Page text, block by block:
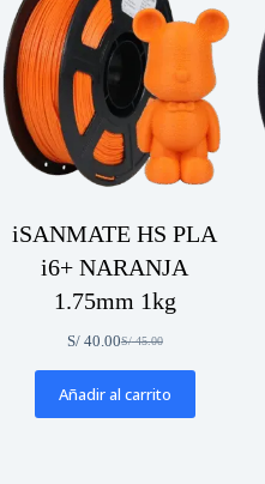
iSANMATE HS PLA
i6+ NARANJA
1.75mm 1kg
S/45.00
El
precio
original
era:
S/40.00El
precio
actual
es:
Añadir al carrito